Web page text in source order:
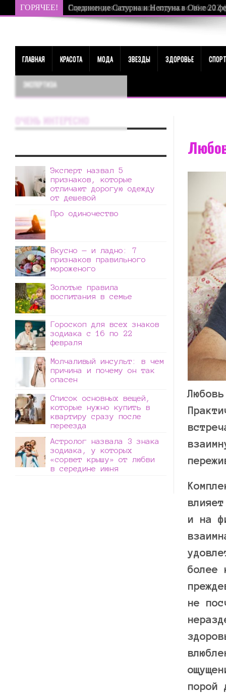
ГОРЯЧЕЕ! Соединение Сатурна и Нептуна в Овне 20
ГЛАВНАЯ КРАСОТА МОДА ЗВЕЗДЫ ЗДОРОВЬЕ СПОРТ
ЭКСПЕРТИЗА
и на
более
не
порой
ОЧЕНЬ ИНТЕРЕСНО
Эксперт назвал 5
признаков, которые
отличают дорогую одежду
от дешевой
Про одиночество
Вкусно — и ладно: 7
признаков правильного
мороженого
Золотые правила
воспитания в семье
Гороскоп для всех знаков
зодиака с 16 по 22
февраля
Молчаливый инсульт: в чем
причина и почему он так
опасен
Список основных вещей,
которые нужно купить в
квартиру сразу после
переезда
Астролог назвала 3 знака
зодиака, у которых
«сорвет крышу» от любви
в середине июня